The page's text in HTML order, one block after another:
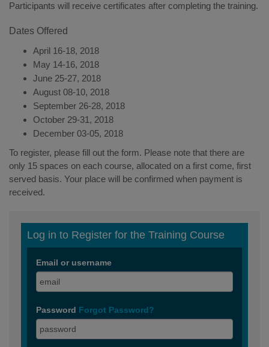
Participants will receive certificates after completing the training.
Dates Offered
April 16-18, 2018
May 14-16, 2018
June 25-27, 2018
August 08-10, 2018
September 26-28, 2018
October 29-31, 2018
December 03-05, 2018
To register, please fill out the form. Please note that there are
only 15 spaces on each course, allocated on a first come, first
served basis. Your place will be confirmed when payment is
received.